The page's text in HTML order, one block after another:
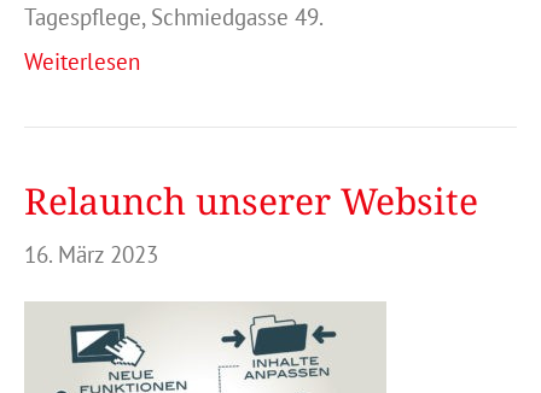
Tagespflege, Schmiedgasse 49.
Weiterlesen
Relaunch unserer Website
16. März 2023